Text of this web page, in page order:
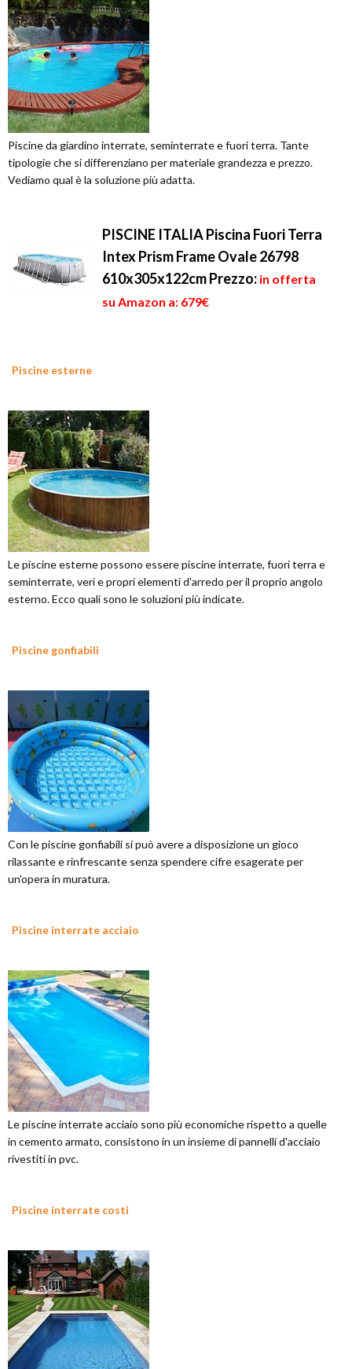
Piscine da giardino interrate, seminterrate e fuori terra. Tante
tipologie che si differenziano per materiale grandezza e prezzo.
Vediamo qual è la soluzione più adatta.
PISCINE ITALIA Piscina Fuori Terra
Intex Prism Frame Ovale 26798
610x305x122cmPrezzo: in offerta
su Amazon a: 679€
Piscine esterne
Le piscine esterne possono essere piscine interrate, fuori terra e
seminterrate, veri e propri elementi d'arredo per il proprio angolo
esterno. Ecco quali sono le soluzioni più indicate.
Piscine gonfiabili
Con le piscine gonfiabili si può avere a disposizione un gioco
rilassante e rinfrescante senza spendere cifre esagerate per
un'opera in muratura.
Piscine interrate acciaio
Le piscine interrate acciaio sono più economiche rispetto a quelle
in cemento armato, consistono in un insieme di pannelli d'acciaio
rivestiti in pvc.
Piscine interrate costi